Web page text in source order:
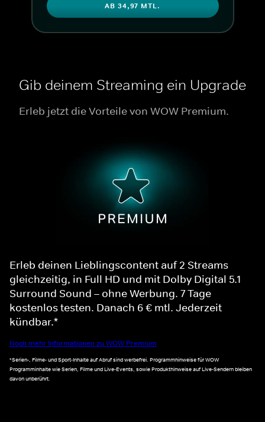
AB 34,97 MTL.
Gib deinem Streaming ein Upgrade
Erleb jetzt die Vorteile von WOW Premium.
Erleb deinen Lieblingscontent auf 2 Streams
gleichzeitig, in Full HD und mit Dolby Digital 5.1
Surround Sound – ohne Werbung. 7 Tage
kostenlos testen. Danach 6 € mtl. Jederzeit
kündbar.*
Noch mehr Informationen zu WOW Premium
*Serien-, Filme- und Sport-Inhalte auf Abruf sind werbefrei. Programmhinweise für WOW
Programminhalte wie Serien, Filme und Live-Events, sowie Produkthinweise auf Live-Sendern bleiben
davon unberührt.